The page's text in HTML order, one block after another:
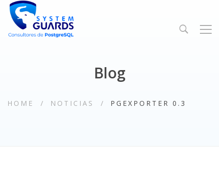
Blog
HOME NOTICIAS PGEXPORTER 0.3